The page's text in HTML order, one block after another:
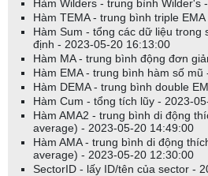
Hàm Wilders - trung bình Wilder's
Hàm TEMA - trung bình triple
Hàm Sum - tổng các dữ liệu trong
định - 2023-05-20 16:13:00
Hàm MA - trung bình động đơn
Hàm EMA - trung bình hàm số
Hàm DEMA - trung bình double
Hàm Cum - tổng tích lũy - 2023-
Hàm AMA2 - trung bình di động
average) - 2023-05-20 14:49:00
Hàm AMA - trung bình di động
average) - 2023-05-20 12:30:00
SectorID - lấy ID/tên của sector -